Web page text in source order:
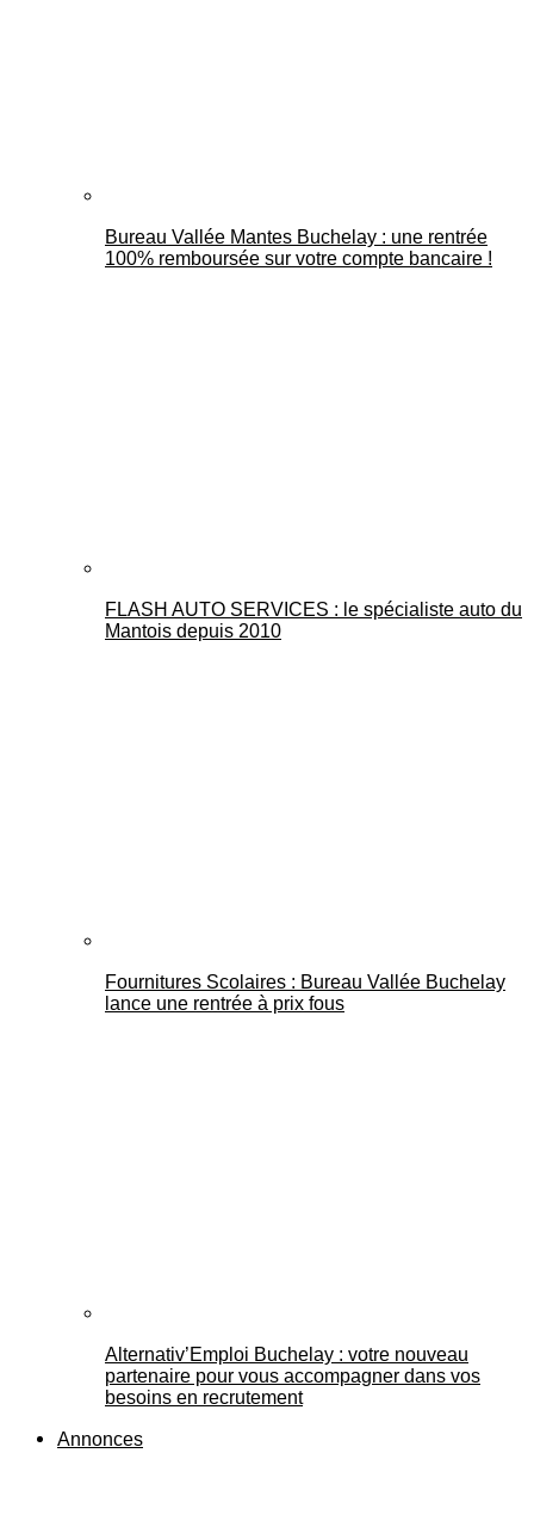
Bureau Vallée Mantes Buchelay : une rentrée
100% remboursée sur votre compte bancaire !
FLASH AUTO SERVICES : le spécialiste auto du
Mantois depuis 2010
Fournitures Scolaires : Bureau Vallée Buchelay
lance une rentrée à prix fous
Alternativ’Emploi Buchelay : votre nouveau
partenaire pour vous accompagner dans vos
besoins en recrutement
Annonces